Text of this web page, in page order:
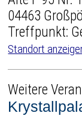
04463
Treffpunkt:
Standort
Weitere